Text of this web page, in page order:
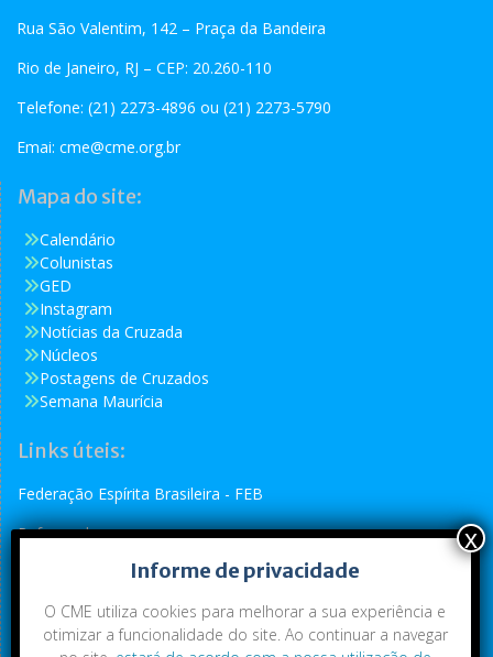
Rua São Valentim, 142 – Praça da Bandeira
Rio de Janeiro, RJ – CEP: 20.260-110
Telefone: (21) 2273-4896 ou (21) 2273-5790
Emai: cme@cme.org.br
Mapa do site:
Calendário
Colunistas
GED
Instagram
Notícias da Cruzada
Núcleos
Postagens de Cruzados
Semana Maurícia
Links úteis:
Federação Espírita Brasileira - FEB
Reformador
Conselho Espírita Internacional - CEI
Informe de privacidade
O CME utiliza cookies para melhorar a sua experiência e
otimizar a funcionalidade do site. Ao continuar a navegar